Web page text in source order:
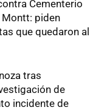
Cementerio
piden
que quedaron al
tras
de
incidente de